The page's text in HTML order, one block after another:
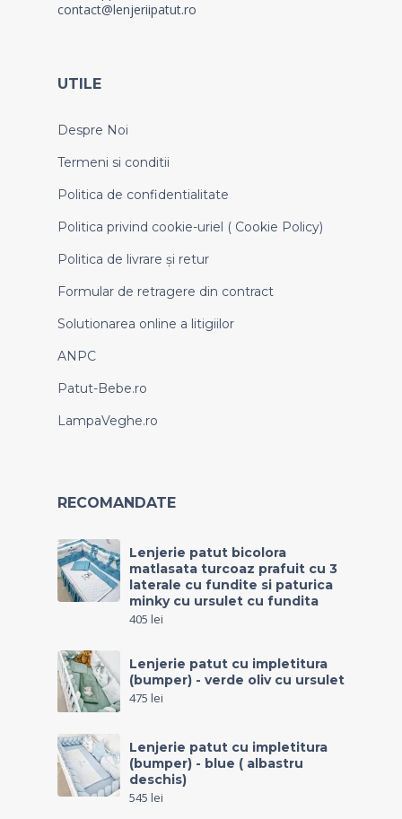
contact@lenjeriipatut.ro
UTILE
Despre Noi
Termeni si conditii
Politica de confidentialitate
Politica privind cookie-uriel ( Cookie Policy)
Politica de livrare și retur
Formular de retragere din contract
Solutionarea online a litigiilor
ANPC
Patut-Bebe.ro
LampaVeghe.ro
RECOMANDATE
Lenjerie patut bicolora
matlasata turcoaz prafuit cu 3
laterale cu fundite si paturica
minky cu ursulet cu fundita
405 lei
Lenjerie patut cu impletitura
(bumper) - verde oliv cu ursulet
475 lei
Lenjerie patut cu impletitura
(bumper) - blue ( albastru
deschis)
545 lei